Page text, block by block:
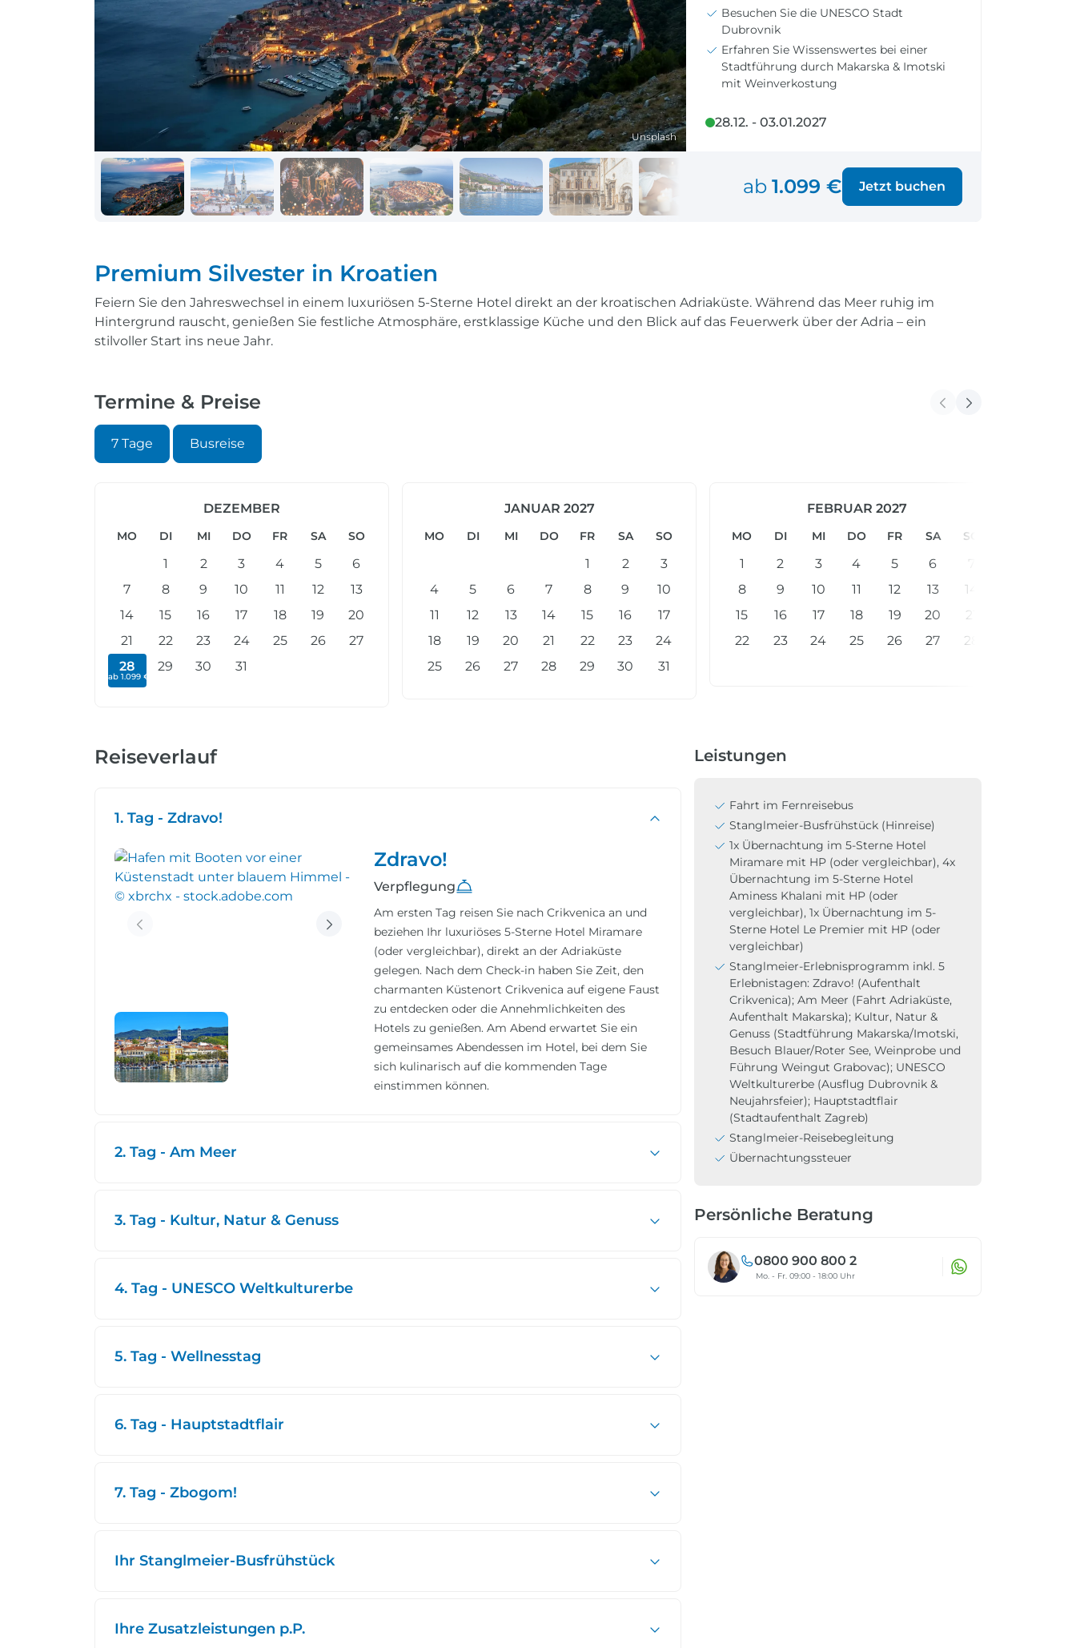
Frankreich Kroatien
Reisen mit
Durchführungsgarantie
Letzte Plätze sichern
Reisekalender
Ihr perfekt geplantes Jahr
Abfahrtsstellen
Alles auf einen Blick
Alle Reiseziele
Durchführungsgarantie
Letzte Plätze sichern
Reisekalender
Ihr perfekt geplantes Jahr
Ihr Weg zum Flughafen
Flughafentransfer & Parken
Einreisebestimmungen
Landausflüge buchen
Unsplash
Besuchen Sie die UNESCO Stadt
Dubrovnik
Erfahren Sie Wissenswertes bei einer
Stadtführung durch Makarska & Imotski
mit Weinverkostung
28.12. - 03.01.2027
ab 1.099 € Jetzt buchen
Premium Silvester in Kroatien
Feiern Sie den Jahreswechsel in einem luxuriösen 5-Sterne Hotel direkt an der kroatischen Adriaküste. Während das Meer ruhig im
Hintergrund rauscht, genießen Sie festliche Atmosphäre, erstklassige Küche und den Blick auf das Feuerwerk über der Adria – ein
stilvoller Start ins neue Jahr.
Termine & Preise
7 Tage Busreise
DEZEMBER
MO DI MI DO FR SA SO
1 2 3 4 5
6
7
8 9 10 11 12
13
14
15 16 17 18 19
20
21
22 23 24 25 26
27
28
ab 1.099 €
29 30 31
JANUAR 2027
MO DI MI DO FR SA SO
1 2
3
4
5 6 7 8 9
10
11
12 13 14 15 16
17
18
19 20 21 22 23
24
25
26 27 28 29 30 31
FEBRUAR 2027
MO DI MI DO FR SA SO
1 2 3 4 5 6
7
8
9 10 11 12 13
14
15
16 17 18 19 20
21
22
23 24 25 26 27 28
Reiseverlauf
1. Tag - Zdravo!
Zdravo!
Verpflegung
Am ersten Tag reisen Sie nach Crikvenica an und
beziehen Ihr luxuriöses 5-Sterne Hotel Miramare
(oder vergleichbar), direkt an der Adriaküste
gelegen. Nach dem Check-in haben Sie Zeit, den
charmanten Küstenort Crikvenica auf eigene Faust
zu entdecken oder die Annehmlichkeiten des
Hotels zu genießen. Am Abend erwartet Sie ein
gemeinsames Abendessen im Hotel, bei dem Sie
sich kulinarisch auf die kommenden Tage
einstimmen können.
2. Tag - Am Meer
3. Tag - Kultur, Natur & Genuss
4. Tag - UNESCO Weltkulturerbe
5. Tag - Wellnesstag
6. Tag - Hauptstadtflair
7. Tag - Zbogom!
Ihr Stanglmeier-Busfrühstück
Ihre Zusatzleistungen p.P.
Leistungen
Fahrt im Fernreisebus
Stanglmeier-Busfrühstück (Hinreise)
1x Übernachtung im 5-Sterne Hotel
Miramare mit HP (oder vergleichbar), 4x
Übernachtung im 5-Sterne Hotel
Aminess Khalani mit HP (oder
vergleichbar), 1x Übernachtung im 5-
Sterne Hotel Le Premier mit HP (oder
vergleichbar)
Stanglmeier-Erlebnisprogramm inkl. 5
Erlebnistagen: Zdravo! (Aufenthalt
Crikvenica); Am Meer (Fahrt Adriaküste,
Aufenthalt Makarska); Kultur, Natur &
Genuss (Stadtführung Makarska/Imotski,
Besuch Blauer/Roter See, Weinprobe und
Führung Weingut Grabovac); UNESCO
Weltkulturerbe (Ausflug Dubrovnik &
Neujahrsfeier); Hauptstadtflair
(Stadtaufenthalt Zagreb)
Stanglmeier-Reisebegleitung
Übernachtungssteuer
Persönliche Beratung
0800 900 800 2
Mo. - Fr. 09:00 - 18:00 Uhr